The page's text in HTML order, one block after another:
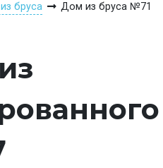
бруса Дом из бруса №71